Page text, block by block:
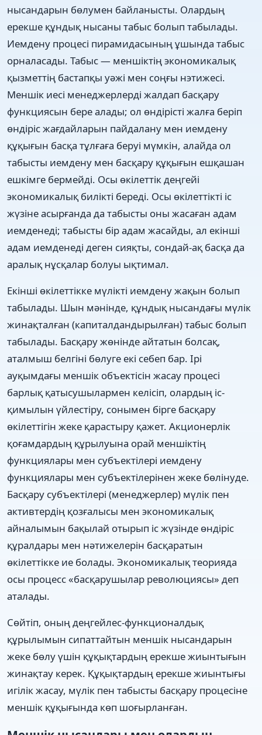
нысандарын бөлумен байланысты. Олардың
ерекше құндық нысаны табыс болып табылады.
Иемдену процесі пирамидасының ұшында табыс
орналасады. Табыс — меншіктің экономикалық
қызметтің бастапқы уәжі мен соңғы нэтижесі.
Меншік иесі менеджерлерді жалдап басқару
функциясын бере алады; ол өндірісті жалға беріп
өндіріс жағдайларын пайдалану мен иемдену
құқығын басқа тұлғаға беруі мүмкін, алайда ол
табысты иемдену мен басқару құқығын ешқашан
ешкімге бермейді. Осы өкілеттік деңгейі
экономикалық билікті береді. Осы өкілеттікті іс
жүзіне асырғанда да табысты оны жасаған адам
иемденеді; табысты бір адам жасайды, ал екінші
адам иемденеді деген сияқты, сондай-ақ басқа да
аралық нұсқалар болуы ықтимал.
Екінші өкілеттікке мүлікті иемдену жақын болып
табылады. Шын мәнінде, құндық нысандағы мүлік
жинақталған (капиталдандырылған) табыс болып
табылады. Басқару жөнінде айтатын болсақ,
аталмыш белгіні бөлуге екі себеп бар. Ірі
ауқымдағы меншік объектісін жасау процесі
барлық қатысушылармен келісіп, олардың іс-
қимылын үйлестіру, сонымен бірге басқару
өкілеттігін жеке қарастыру қажет. Акционерлік
қоғамдардың құрылуына орай меншіктің
функциялары мен субъектілері иемдену
функциялары мен субъектілерінен жеке бөлінуде.
Басқару субъектілері (менеджерлер) мүлік пен
активтердің қозғалысы мен экономикалық
айналымын бақылай отырып іс жүзінде өндіріс
құралдары мен нәтижелерін басқаратын
өкілеттікке ие болады. Экономикалық теорияда
осы процесс «басқарушылар революциясы» деп
аталады.
Сөйтіп, оның деңгейлес-функционалдық
құрылымын сипаттайтын меншік нысандарын
жеке бөлу үшін құқықтардың ерекше жиынтығын
жинақтау керек. Құқықтардың ерекше жиынтығы
игілік жасау, мүлік пен табысты басқару процесіне
меншік құқығында көп шоғырланған.